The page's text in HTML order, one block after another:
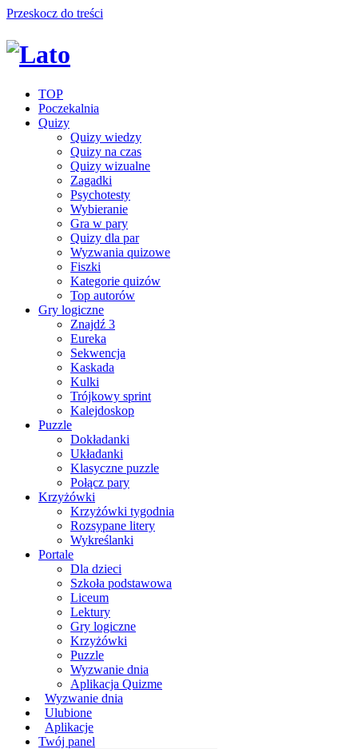
Przeskocz do treści
TOP
Poczekalnia
Quizy
Quizy wiedzy
Quizy na czas
Quizy wizualne
Zagadki
Psychotesty
Wybieranie
Gra w pary
Quizy dla par
Wyzwania quizowe
Fiszki
Kategorie quizów
Top autorów
Gry logiczne
Znajdź 3
Eureka
Sekwencja
Kaskada
Kulki
Trójkowy sprint
Kalejdoskop
Puzzle
Dokładanki
Układanki
Klasyczne puzzle
Połącz pary
Krzyżówki
Krzyżówki tygodnia
Rozsypane litery
Wykreślanki
Portale
Dla dzieci
Szkoła podstawowa
Liceum
Lektury
Gry logiczne
Krzyżówki
Puzzle
Wyzwanie dnia
Aplikacja Quizme
Wyzwanie dnia
Ulubione
Aplikacje
Twój panel